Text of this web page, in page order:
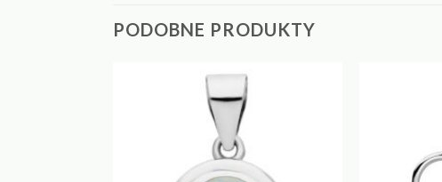
PODOBNE PRODUKTY